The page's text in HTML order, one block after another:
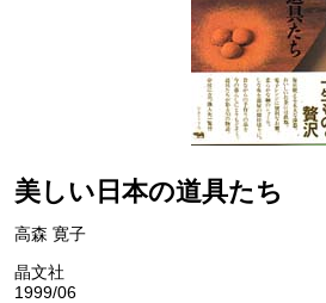
美しい日本の道具たち
高森 寛子
晶文社
1999/06